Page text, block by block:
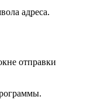
адреса.
отправки